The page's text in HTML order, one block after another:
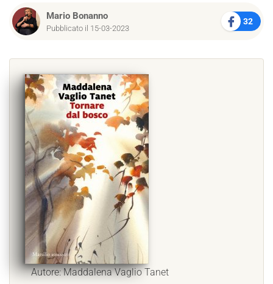
Mario Bonanno
Pubblicato il 15-03-2023
32
Autore: Maddalena Vaglio Tanet